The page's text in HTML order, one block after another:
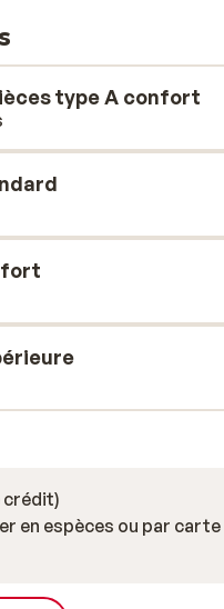
Le bois y crée
vous. Chaque
vacances. Que les
type A confort
crédit)
en espèces ou par carte